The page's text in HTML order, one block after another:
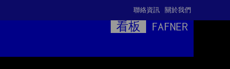
關於我們
聯絡資訊
看板
FAFNER